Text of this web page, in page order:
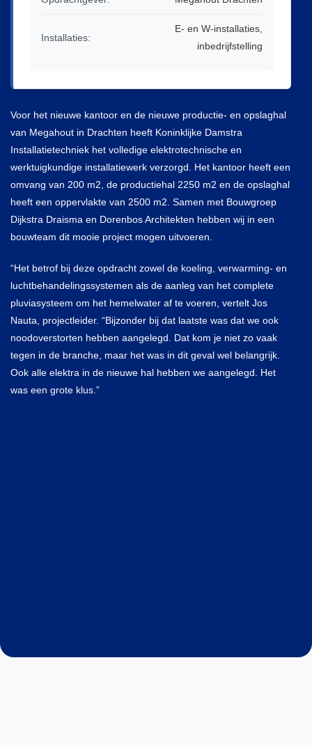
Installaties:
E- en W-installaties,
inbedrijfstelling
Voor het nieuwe kantoor en de nieuwe productie- en opslaghal
van Megahout in Drachten heeft Koninklijke Damstra
Installatietechniek het volledige elektrotechnische en
werktuigkundige installatiewerk verzorgd. Het kantoor heeft een
omvang van 200 m2, de productiehal 2250 m2 en de opslaghal
heeft een oppervlakte van 2500 m2. Samen met Bouwgroep
Dijkstra Draisma en Dorenbos Architekten hebben wij in een
bouwteam dit mooie project mogen uitvoeren.
“Het betrof bij deze opdracht zowel de koeling, verwarming- en
luchtbehandelingssystemen als de aanleg van het complete
pluviasysteem om het hemelwater af te voeren, vertelt Jos
Nauta, projectleider. “Bijzonder bij dat laatste was dat we ook
noodoverstorten hebben aangelegd. Dat kom je niet zo vaak
tegen in de branche, maar het was in dit geval wel belangrijk.
Ook alle elektra in de nieuwe hal hebben we aangelegd. Het
was een grote klus.”